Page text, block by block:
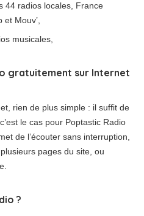
44 radios locales, France
Mouv’,
musicales,
gratuitement sur Internet
rien de plus simple : il suffit de
le cas pour Poptastic Radio
de l’écouter sans interruption,
pages du site, ou
?